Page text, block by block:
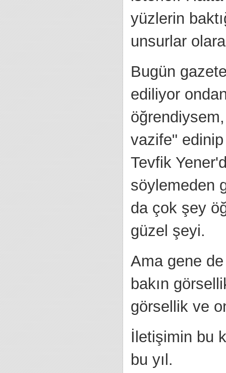
yüzlerin
unsurlar
Bugün
ediliyor
vazife" edinip
Tevfik
söylemeden
da çok şey
güzel şeyi.
Ama gene
bakın
görsellik ve
İletişimin bu
bu yıl.